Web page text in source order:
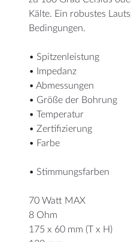
Kälte. Ein robustes
Bedingungen.
• Spitzenleistung
• Impedanz
• Abmessungen
• Größe der Bohrung
• Temperatur
• Zertifizierung
• Farbe
• Stimmungsfarben
70 Watt MAX
8 Ohm
175 x 60 mm (T x H)